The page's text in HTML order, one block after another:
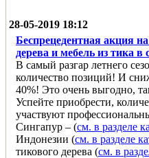
28-05-2019 18:12
Беспрецедентная акция
дерева и мебель из тика в
В самый разгар летнего
количество позиций! И
40%! Это очень выгодно,
Успейте приобрести,
участвуют
Сингапур – (см. в разделе
Индонезии (см. в разделе
тикового дерева (см. в